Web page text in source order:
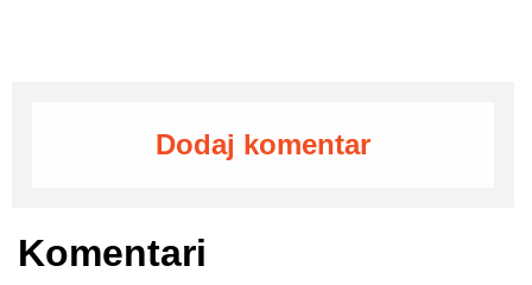
Dodaj komentar
Komentari